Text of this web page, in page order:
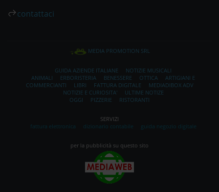
contattaci
MEDIA PROMOTION SRL
GUIDA AZIENDE ITALIANE
NOTIZIE MUSICALI
ANIMALI
ERBORISTERIA BENESSERE OTTICA
ARTIGIANI E
COMMERCIANTI
LIBRI FATTURA DIGITALE
MEDIADIBOX ADV
NOTIZIE E CURIOSITA'
ULTIME NOTIZE
OGGI
PIZZERIE RISTORANTI
SERVIZI
fattura elettronica
dizionario contabile guida negozio digitale
per la pubblicità su questo sito